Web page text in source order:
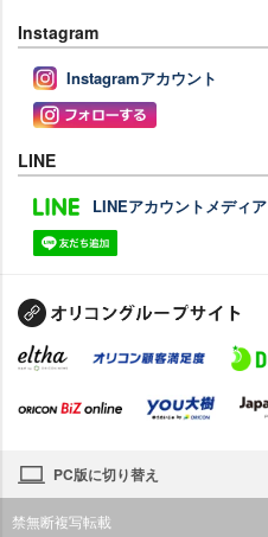
Instagram
Instagramアカウント
LINE
LINEアカウントメディア
PC版に切り替え
禁無断複写転載